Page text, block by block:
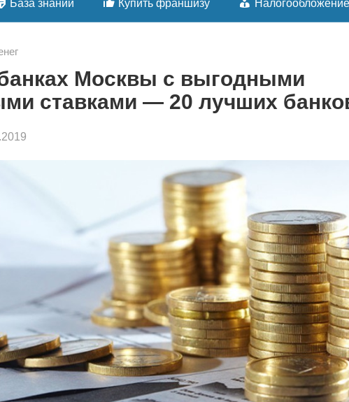
База знаний Купить франшизу Налогообложение
Москвы с выгодными
ставками — 20 лучших